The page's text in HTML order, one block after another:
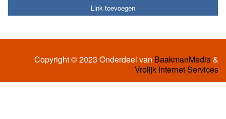
Link toevoegen
Copyright © 2023 Onderdeel van BaakmanMedia&
Vrolijk Internet Services